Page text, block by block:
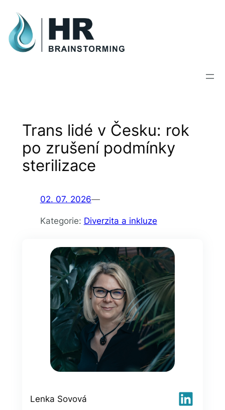
Skip
content
Trans lidé v Česku: rok
po zrušení podmínky
sterilizace
02. 07. 2026—
Kategorie: Diverzita a inkluze
Lenka Sovová LinkedIn